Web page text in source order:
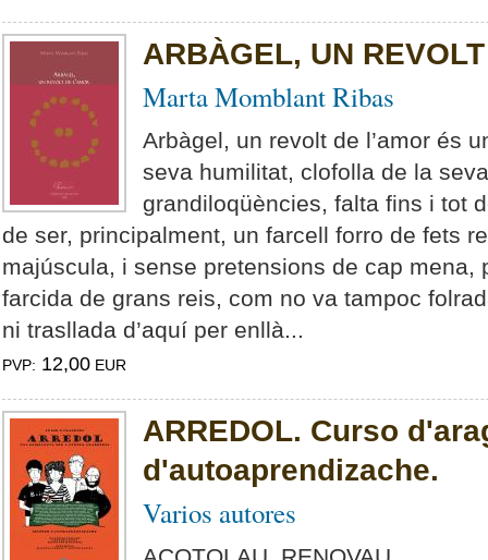
ARBÀGEL, UN
Marta Momblant Ribas
Arbàgel, un revolt de l’amor és
seva humilitat, clofolla de la
grandiloqüències, falta fins i tot
de ser, principalment, un farcell forro de fets
majúscula, i sense pretensions de cap mena,
farcida de grans reis, com no va tampoc
ni trasllada d’aquí per enllà...
PVP: 12,00 EUR
ARREDOL. Curso
d'autoaprendizache.
Varios autores